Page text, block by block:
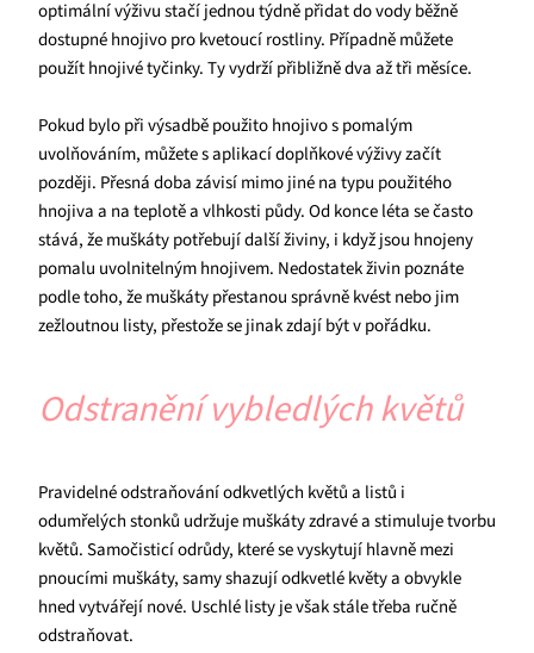
optimální výživu stačí jednou týdně přidat do vody běžně
dostupné hnojivo pro kvetoucí rostliny. Případně můžete
použít hnojivé tyčinky. Ty vydrží přibližně dva až tři měsíce.
Pokud bylo při výsadbě použito hnojivo s pomalým
uvolňováním, můžete s aplikací doplňkové výživy začít
později. Přesná doba závisí mimo jiné na typu použitého
hnojiva a na teplotě a vlhkosti půdy. Od konce léta se často
stává, že muškáty potřebují další živiny, i když jsou hnojeny
pomalu uvolnitelným hnojivem. Nedostatek živin poznáte
podle toho, že muškáty přestanou správně kvést nebo jim
zežloutnou listy, přestože se jinak zdají být v pořádku.
Odstranění vybledlých květů
Pravidelné odstraňování odkvetlých květů a listů i
odumřelých stonků udržuje muškáty zdravé a stimuluje tvorbu
květů. Samočisticí odrůdy, které se vyskytují hlavně mezi
pnoucími muškáty, samy shazují odkvetlé květy a obvykle
hned vytvářejí nové. Uschlé listy je však stále třeba ručně
odstraňovat.